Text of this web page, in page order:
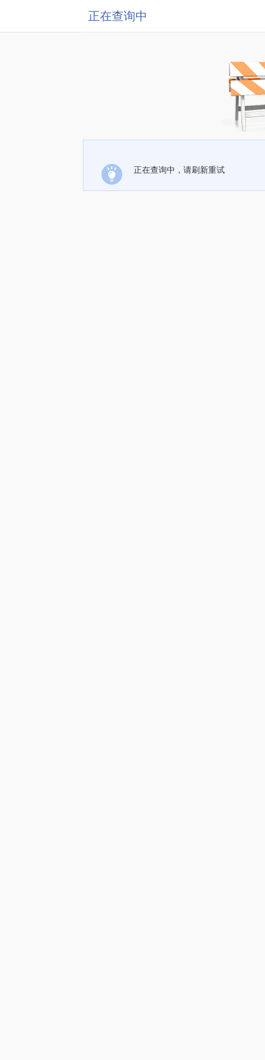
正在查询中
正在查询中，请刷新重试